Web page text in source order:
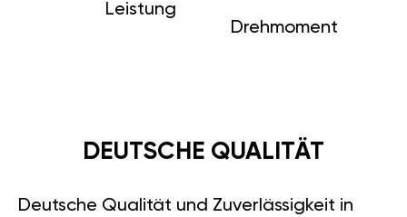
Leistung
Drehmoment
DEUTSCHE QUALITÄT
Deutsche Qualität und Zuverlässigkeit in